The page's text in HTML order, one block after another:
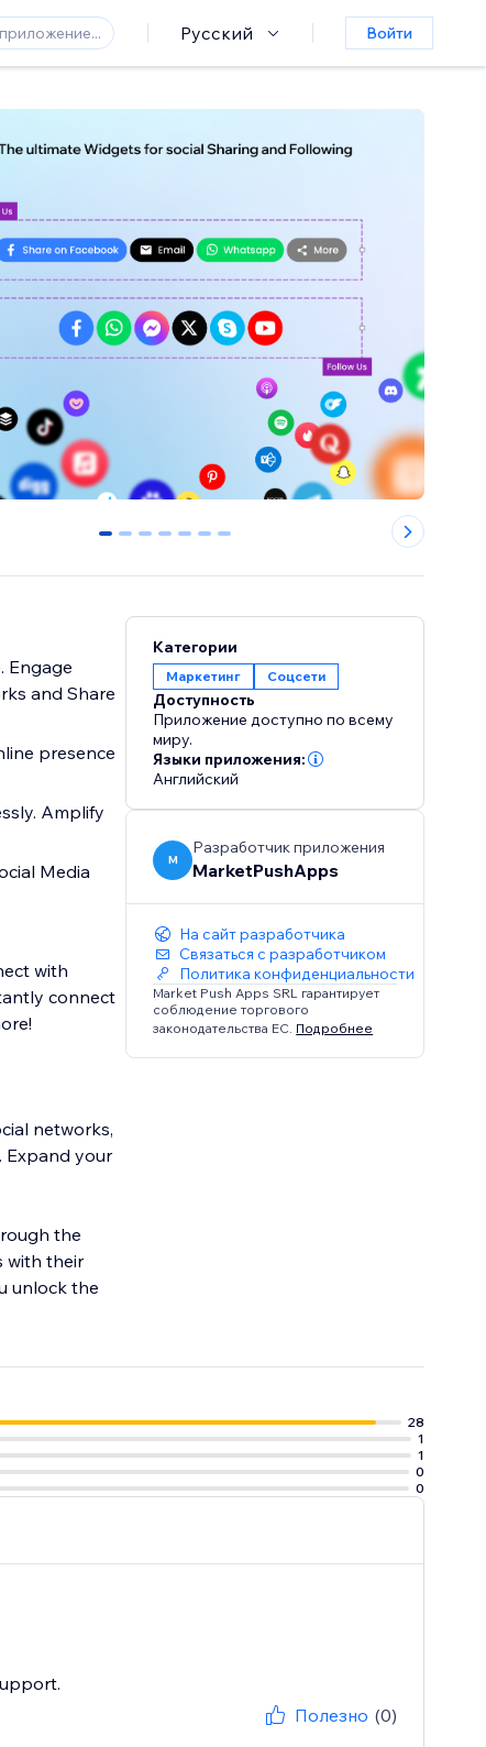
Русский Войти
0 1 2 3 4 5 6
Engage
and Share
presence
Amplify
Media
with
connect
networks,
your
the
with their
unlock the
Категории
Маркетинг Соцсети
Доступность
Приложение доступно по всему
миру.
Языки приложения:
Английский
M
Разработчик приложения
MarketPushApps
На сайт разработчика
Связаться с разработчиком
Политика конфиденциальности
Market Push Apps SRL гарантирует
соблюдение торгового
законодательства ЕС. Подробнее
28
1
1
0
0
Полезно (0)